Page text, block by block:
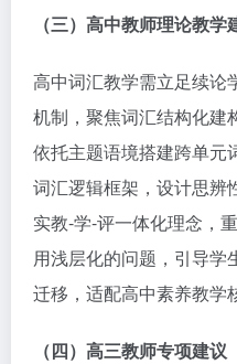
（三）高中教师理论教学
高中词汇教学需立足续论
机制，聚焦词汇结构化建
依托主题语境搭建跨单元
词汇逻辑框架，设计思辨
实教-学-评一体化理念，
用浅层化的问题，引导学
迁移，适配高中素养教学
（四）高三教师专项建议